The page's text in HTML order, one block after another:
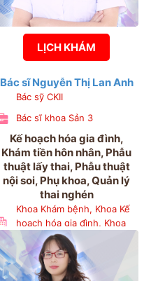
LỊCH KHÁM
Bác sĩ Nguyễn Thị Lan Anh
Bác sỹ CKII
Bác sĩ khoa Sản 3
Kế hoạch hóa gia đình,
Khám tiền hôn nhân, Phẫu
thuật lấy thai, Phẫu thuật
nội soi, Phụ khoa, Quản lý
thai nghén
Khoa Khám bệnh, Khoa Kế
hoạch hóa gia đình, Khoa
Sản 3, Khoa Phụ 1